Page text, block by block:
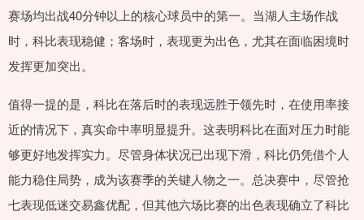
赛场均出战40分钟以上的核心球员中的第一。当湖人主场作战
时，科比表现稳健；客场时，表现更为出色，尤其在面临困境时
发挥更加突出。
值得一提的是，科比在落后时的表现远胜于领先时，在使用率接
近的情况下，真实命中率明显提升。这表明科比在面对压力时能
够更好地发挥实力。尽管身体状况已出现下滑，科比仍凭借个人
能力稳住局势，成为该赛季的关键人物之一。总决赛中，尽管抢
七表现低迷交易鑫优配，但其他六场比赛的出色表现确立了科比